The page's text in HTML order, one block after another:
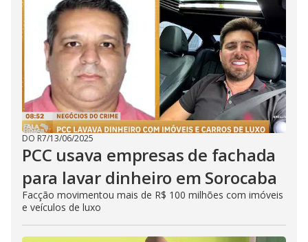
DO R7/13/06/2025
PCC usava empresas de fachada
para lavar dinheiro em Sorocaba
Facção movimentou mais de R$ 100 milhões com imóveis
e veículos de luxo